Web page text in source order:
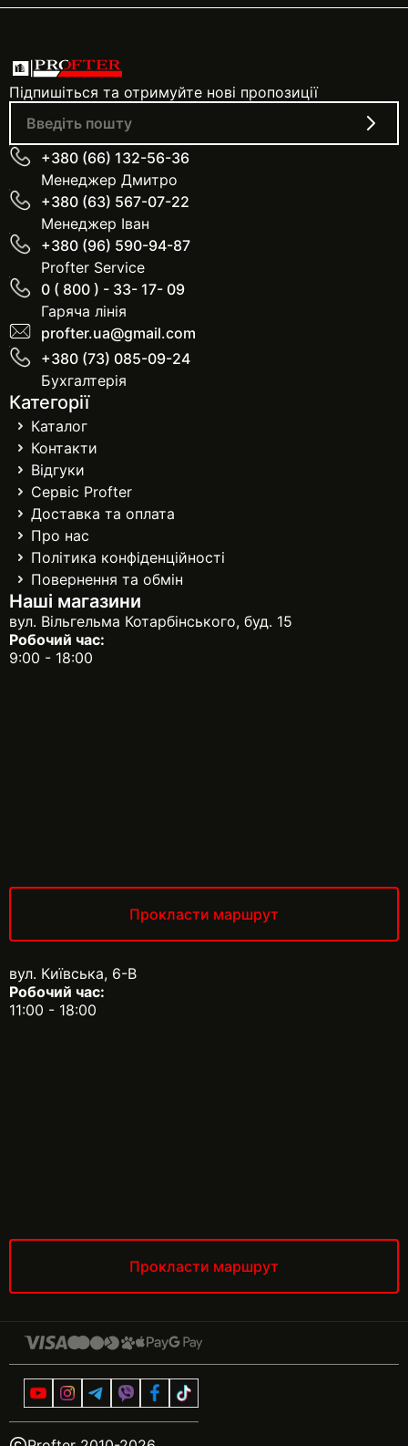
Підпишіться та отримуйте нові пропозиції
+380 (66) 132-56-36
Менеджер Дмитро
+380 (63) 567-07-22
Менеджер Іван
+380 (96) 590-94-87
Profter Service
0 ( 800 ) - 33- 17- 09
Гаряча лінія
profter.ua@gmail.com
+380 (73) 085-09-24
Бухгалтерія
Категорії
Каталог
Контакти
Відгуки
Сервіс Profter
Доставка та оплата
Про нас
Політика конфіденційності
Повернення та обмін
Наші магазини
вул. Вільгельма Котарбінського, буд. 15
Робочий час:
9:00 - 18:00
Прокласти маршрут
вул. Київська, 6-В
Робочий час:
11:00 - 18:00
Прокласти маршрут